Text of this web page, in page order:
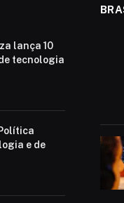
lança 10
tecnologia
e de